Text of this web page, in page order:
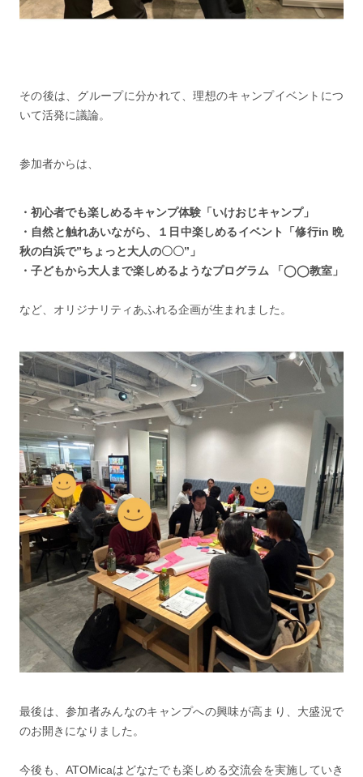
その後は、グループに分かれて、理想のキャンプイベントにつ
いて活発に議論。
参加者からは、
・初心者でも楽しめるキャンプ体験「いけおじキャンプ」
・自然と触れあいながら、１日中楽しめるイベント「修行in 晩
秋の白浜で”ちょっと大人の〇〇”」
・子どもから大人まで楽しめるようなプログラム 「◯◯教室」
など、オリジナリティあふれる企画が生まれました。
最後は、参加者みんなのキャンプへの興味が高まり、大盛況で
のお開きになりました。
今後も、ATOMicaはどなたでも楽しめる交流会を実施していき